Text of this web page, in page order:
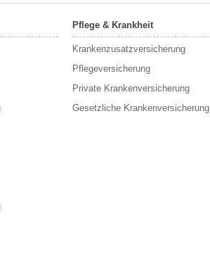
Pflege & Krankheit
Krankenzusatzversicherung
Pflegeversicherung
Private Krankenversicherung
Gesetzliche Krankenversicherung